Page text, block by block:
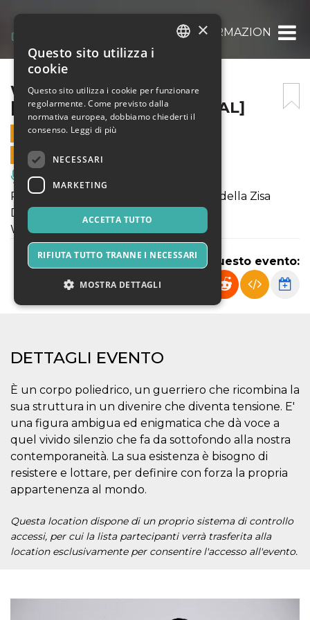
WHO IS JOSEPH ? [CONFORMAZIONI
WHO IS JOSEPH ?
[CONFORMAZIONI FESTIVAL]
30 MAGGIO 2021 - 19:00
VENDITE ONLINE TERMINATE
Musica, Eventi Live, Club
PAZIO TRE NAVATE Cantieri Culturali della Zisa
DAVIDE VALROSSO
Who is Joseph?
Condividi questo evento:
DETTAGLI EVENTO
È un corpo poliedrico, un guerriero che ricombina la
sua struttura in un divenire che diventa tensione. E'
una figura ambigua ed enigmatica che dà voce a
quel vivido silenzio che fa da sottofondo alla nostra
contemporaneità. La sua esistenza è bisogno di
resistere e lottare, per definire con forza la propria
appartenenza al mondo.
Questa location dispone di un proprio sistema di controllo
accessi, per cui la lista partecipanti verrà trasferita alla
location esclusivamente per consentire l'accesso all'evento.
×
Questo sito utilizza i
cookie
Questo sito utilizza i cookie per funzionare
regolarmente. Come previsto dalla
normativa europea, dobbiamo chiederti il
consenso. Leggi di più
NECESSARI
MARKETING
ACCETTA TUTTO
RIFIUTA TUTTO TRANNE I NECESSARI
MOSTRA DETTAGLI
I cookie strettamente necessari o tecnici sono
senza.
Nome
Provider /
Dominio
Scadenza Descrizione
cf_clearance
Cloudflare,
Inc.
.oooh.events
1 anno
Clearance
Cookie from
stores the proof
captcha or
jschallenge
challenge if
present. It is
wordpress_test_cookie
Automattic
Sessione
Cookie di